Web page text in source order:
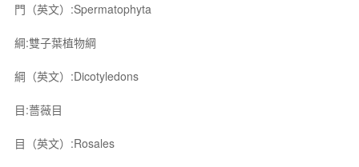
門（英文）:Spermatophyta
綱:雙子葉植物綱
綱（英文）:Dicotyledons
目:薔薇目
目（英文）:Rosales